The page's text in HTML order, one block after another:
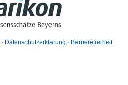
Datenschutzerklärung Barrierefreiheit